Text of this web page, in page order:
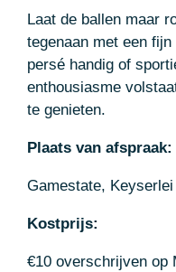
Laat de ballen maar
tegenaan met een
persé handig of
enthousiasme
te genieten.
Plaats van afspraak:
Gamestate,
Kostprijs:
€10 overschrijven op